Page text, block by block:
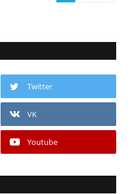
Twitter
VK
Youtube